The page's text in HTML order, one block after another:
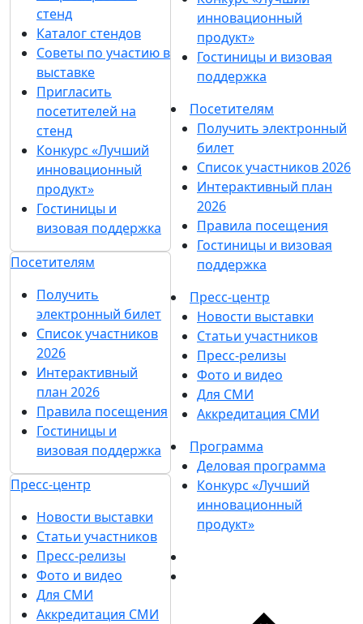
стенд
Каталог стендов
Советы по участию в
выставке
Пригласить
посетителей на
стенд
Конкурс «Лучший
инновационный
продукт»
Гостиницы и
визовая поддержка
Посетителям
Получить
электронный билет
Список участников
2026
Интерактивный
план 2026
Правила посещения
Гостиницы и
визовая поддержка
Пресс-центр
Новости выставки
Статьи участников
Пресс-релизы
Фото и видео
Для СМИ
Аккредитация СМИ
инновационный
продукт»
Гостиницы и визовая
поддержка
Посетителям
Получить электронный
билет
Список участников 2026
Интерактивный план
2026
Правила посещения
Гостиницы и визовая
поддержка
Пресс-центр
Новости выставки
Статьи участников
Пресс-релизы
Фото и видео
Для СМИ
Аккредитация СМИ
Программа
Деловая программа
Конкурс «Лучший
инновационный
продукт»